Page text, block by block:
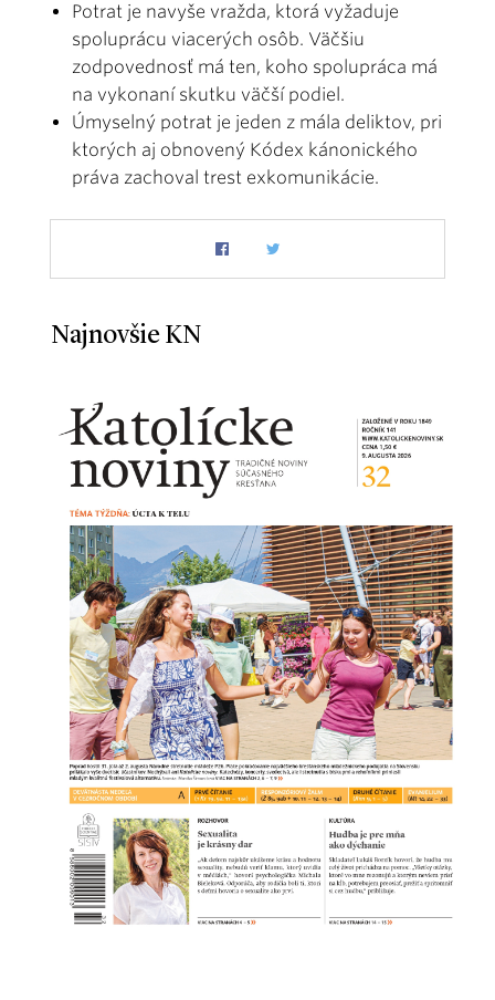
Potrat je navyše vražda, ktorá vyžaduje
spoluprácu viacerých osôb. Väčšiu
zodpovednosť má ten, koho spolupráca má
na vykonaní skutku väčší podiel.
Úmyselný potrat je jeden z mála deliktov, pri
ktorých aj obnovený Kódex kánonického
práva zachoval trest exkomunikácie.
Najnovšie KN